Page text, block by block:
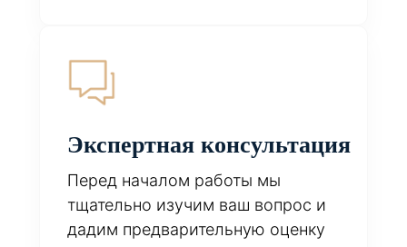
Экспертная консультация
Перед началом работы мы
тщательно изучим ваш вопрос и
дадим предварительную оценку